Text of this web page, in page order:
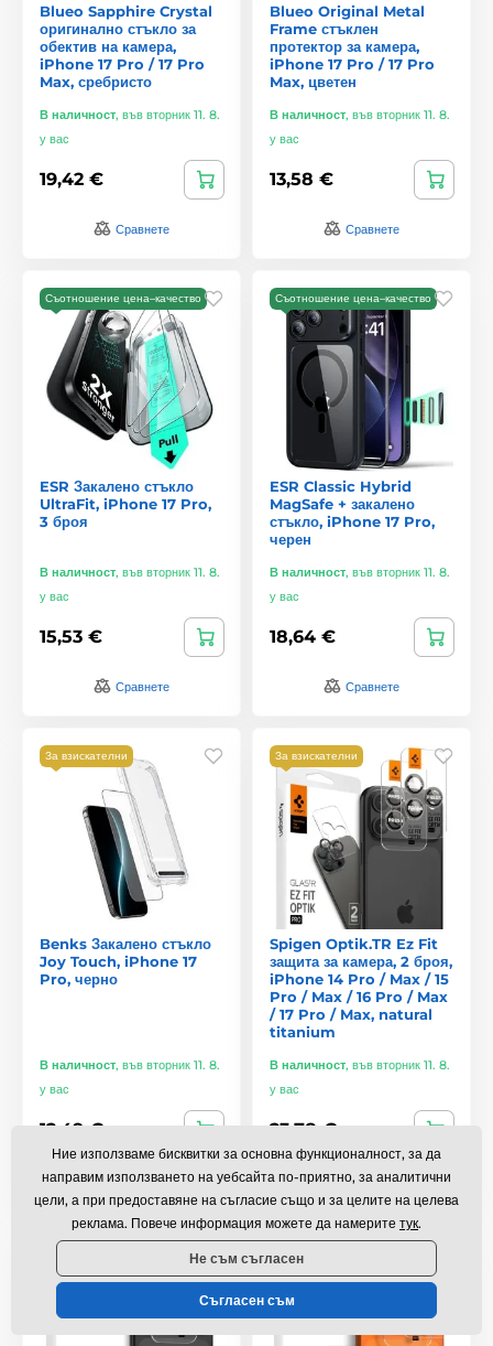
Blueo Sapphire Crystal
оригинално стъкло за
обектив на камера,
iPhone 17 Pro / 17 Pro
Max, сребристо
В наличност, във вторник 11. 8.
у вас
19,42 €
Сравнете
Blueo Original Metal
Frame стъклен
протектор за камера,
iPhone 17 Pro / 17 Pro
Max, цветен
В наличност, във вторник 11. 8.
у вас
13,58 €
Сравнете
Съотношение цена–качество
ESR Закалено стъкло
UltraFit, iPhone 17 Pro,
3 броя
В наличност, във вторник 11. 8.
у вас
15,53 €
Сравнете
Съотношение цена–качество
ESR Classic Hybrid
MagSafe + закалено
стъкло, iPhone 17 Pro,
черен
В наличност, във вторник 11. 8.
у вас
18,64 €
Сравнете
За взискателни
Benks Закалено стъкло
Joy Touch, iPhone 17
Pro, черно
В наличност, във вторник 11. 8.
у вас
12,49 €
Сравнете
За взискателни
Spigen Optik.TR Ez Fit
защита за камера, 2 броя,
iPhone 14 Pro / Max / 15
Pro / Max / 16 Pro / Max
/ 17 Pro / Max, natural
titanium
В наличност, във вторник 11. 8.
у вас
23,78 €
Сравнете
За взискателни
Ние използваме бисквитки за основна функционалност, за да
направим използването на уебсайта по-приятно, за аналитични
цели, а при предоставяне на съгласие също и за целите на целева
реклама. Повече информация можете да намерите тук.
Не съм съгласен
Съгласен съм